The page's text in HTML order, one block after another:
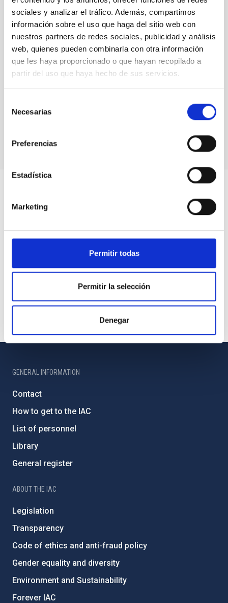
sociales y analizar el tráfico. Además, compartimos
información sobre el uso que haga del sitio web con
nuestros partners de redes sociales, publicidad y análisis
web, quienes pueden combinarla con otra información
que les haya proporcionado o que hayan recopilado a
partir del uso que haya hecho de sus servicios.
Necesarias
Preferencias
Estadística
Marketing
Permitir todas
Permitir la selección
Denegar
MAGIC Telescopes
GENERAL INFORMATION
Contact
How to get to the IAC
List of personnel
Library
General register
ABOUT THE IAC
Legislation
Transparency
Code of ethics and anti-fraud policy
Gender equality and diversity
Environment and Sustainability
Forever IAC